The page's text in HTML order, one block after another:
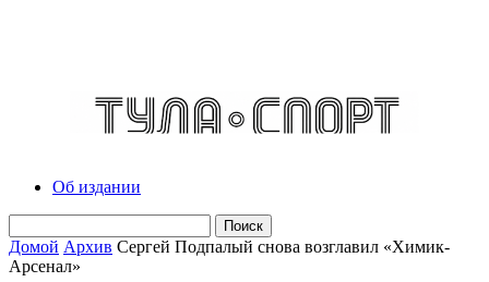
Об издании
Домой Архив Сергей Подпалый снова возглавил «Химик-
Арсенал»